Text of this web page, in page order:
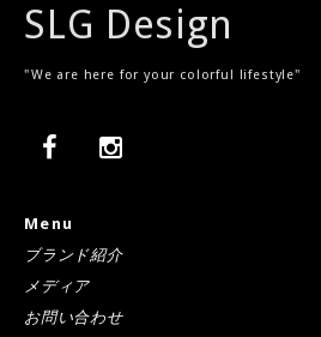
SLG Design
"We are here for your colorful lifestyle"
Menu
ブランド紹介
メディア
お問い合わせ